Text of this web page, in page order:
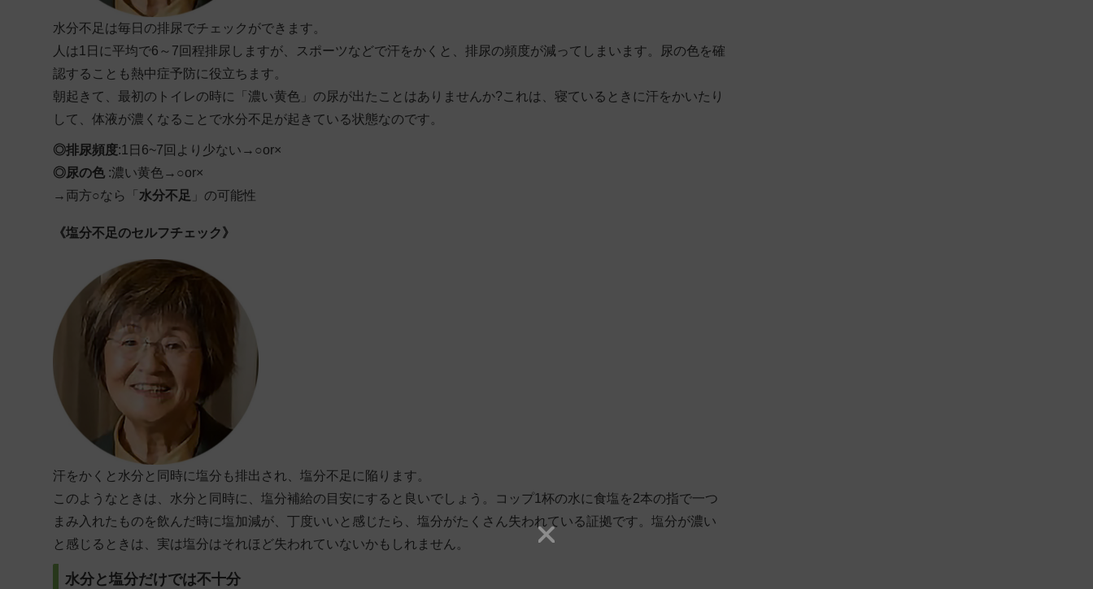
水分不足は毎日の排尿でチェックができます。
人は1日に平均で6～7回程排尿しますが、スポーツなどで汗をかくと、排尿の頻度が減ってしまいます。尿の色を確
認することも熱中症予防に役立ちます。
朝起きて、最初のトイレの時に「濃い黄色」の尿が出たことはありませんか?これは、寝ているときに汗をかいたり
して、体液が濃くなることで水分不足が起きている状態なのです。
◎排尿頻度:1日6~7回より少ない→○or×
◎尿の色 :濃い黄色→○or×
→両方○なら「 水分不足 」の可能性
《塩分不足のセルフチェック》
汗をかくと水分と同時に塩分も排出され、塩分不足に陥ります。
このようなときは、水分と同時に、塩分補給の目安にすると良いでしょう。コップ1杯の水に食塩を2本の指で一つ
まみ入れたものを飲んだ時に塩加減が、丁度いいと感じたら、塩分がたくさん失われている証拠です。塩分が濃い
と感じるときは、実は塩分はそれほど失われていないかもしれません。
水分と塩分だけでは不十分